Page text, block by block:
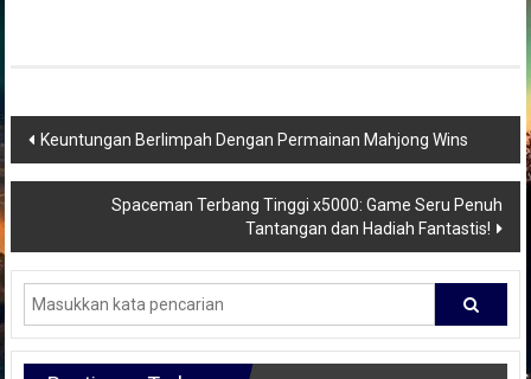
Navigasi
pos
Keuntungan Berlimpah Dengan Permainan Mahjong Wins
Spaceman Terbang Tinggi x5000: Game Seru Penuh
Tantangan dan Hadiah Fantastis!